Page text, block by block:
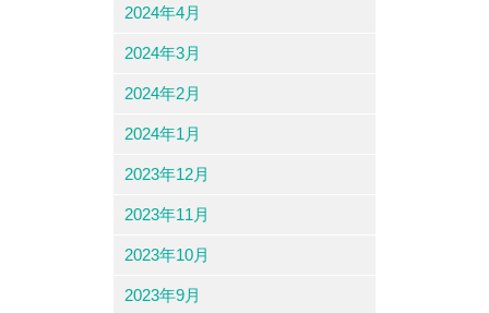
2024年4月
2024年3月
2024年2月
2024年1月
2023年12月
2023年11月
2023年10月
2023年9月